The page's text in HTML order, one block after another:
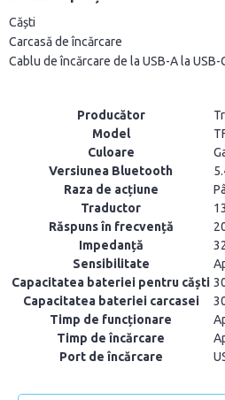
Căști
Carcasă de încărcare
Cablu de încărcare de la USB-A la USB-
Producător
Model
Culoare
Versiunea Bluetooth
Raza de acțiune
Traductor
Răspuns în frecvență
Impedanță
Sensibilitate
Capacitatea bateriei pentru căști
Capacitatea bateriei carcasei
Timp de funcționare
Timp de încărcare
Port de încărcare